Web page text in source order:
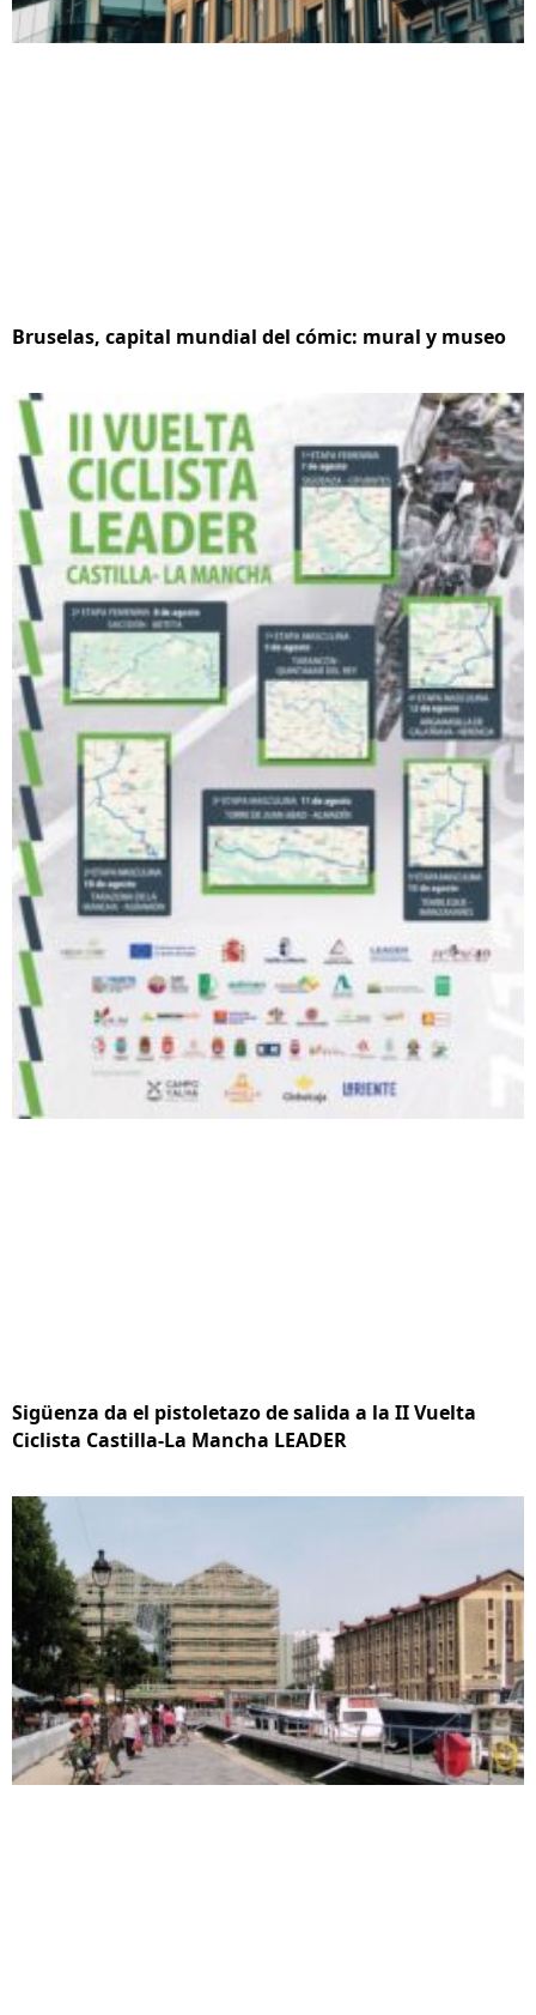
Bruselas, capital mundial del cómic: mural y museo
Sigüenza da el pistoletazo de salida a la II Vuelta
Ciclista Castilla-La Mancha LEADER